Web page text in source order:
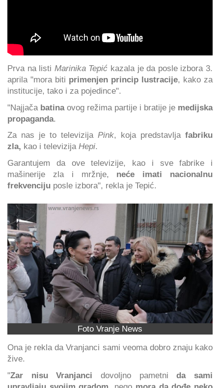
Prva na listi Marinika Tepić kazala je da posle izbora 3.
aprila "mora biti primenjen princip lustracije, kako za
institucije, tako i za pojedince".
"Najjača batinaovog režima partije i bratije je medijska
propaganda.
Za nas je to televizija Pink, koja predstavlja fabriku
zla, kao i televizija Hepi.
Garantujem da ove televizije, kao i sve fabrike i
mašinerije zla i mržnje, neće imati nacionalnu
frekvenciju posle izbora", rekla je Tepić.
Foto Vranje News
Ona je rekla da Vranjanci sami veoma dobro znaju kako
žive.
"Zar nisu Vranjanci dovoljno pametnida sami